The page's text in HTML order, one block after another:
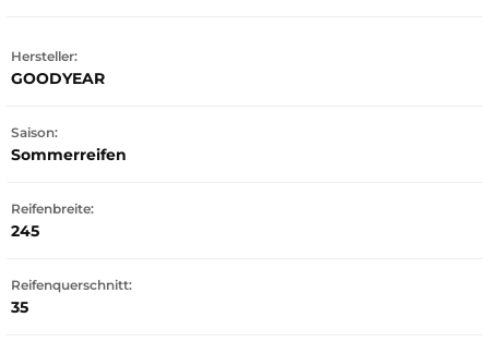
Hersteller:
GOODYEAR
Saison:
Sommerreifen
Reifenbreite:
245
Reifenquerschnitt:
35